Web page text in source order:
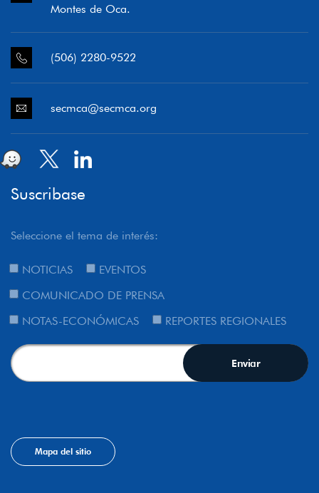
Montes de Oca.
(506) 2280-9522
secmca@secmca.org
Suscribase
Seleccione el tema de interés:
NOTICIAS
EVENTOS
COMUNICADO DE PRENSA
NOTAS-ECONÓMICAS
REPORTES REGIONALES
Mapa del sitio